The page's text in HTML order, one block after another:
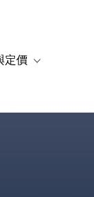
解決方案for 資源
定價 Toggle sub-